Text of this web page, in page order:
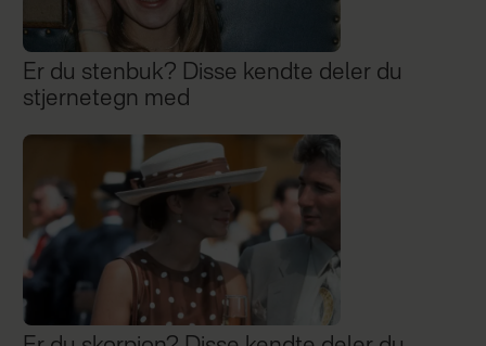
Er du stenbuk? Disse kendte deler du
stjernetegn med